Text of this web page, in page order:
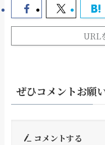
URL
ぜひコメントお願
コメントする